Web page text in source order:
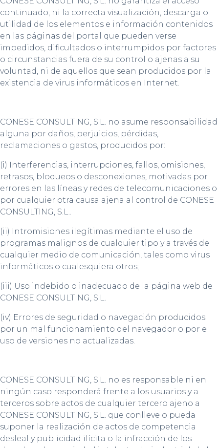
continuado, ni la correcta visualización, descarga o
utilidad de los elementos e información contenidos
en las páginas del portal que pueden verse
impedidos, dificultados o interrumpidos por factores
o circunstancias fuera de su control o ajenas a su
voluntad, ni de aquellos que sean producidos por la
existencia de virus informáticos en Internet.
CONESE CONSULTING, S.L. no asume responsabilidad
alguna por daños, perjuicios, pérdidas,
reclamaciones o gastos, producidos por:
(i) Interferencias, interrupciones, fallos, omisiones,
retrasos, bloqueos o desconexiones, motivadas por
errores en las líneas y redes de telecomunicaciones o
por cualquier otra causa ajena al control de CONESE
CONSULTING, S.L..
(ii) Intromisiones ilegítimas mediante el uso de
programas malignos de cualquier tipo y a través de
cualquier medio de comunicación, tales como virus
informáticos o cualesquiera otros;
(iii) Uso indebido o inadecuado de la página web de
CONESE CONSULTING, S.L.
(iv) Errores de seguridad o navegación producidos
por un mal funcionamiento del navegador o por el
uso de versiones no actualizadas.
CONESE CONSULTING, S.L. no es responsable ni en
ningún caso responderá frente a los usuarios y a
terceros sobre actos de cualquier tercero ajeno a
CONESE CONSULTING, S.L. que conlleve o pueda
suponer la realización de actos de competencia
desleal y publicidad ilícita o la infracción de los